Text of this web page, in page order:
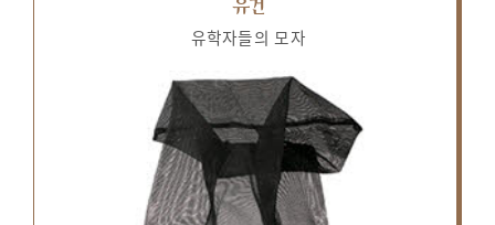
유건
유학자들의 모자